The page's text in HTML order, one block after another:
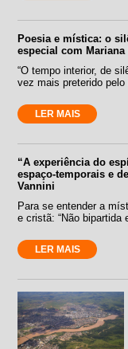
Poesia e mística: o
especial com Mariana
“O tempo interior, de
vez mais preterido
LER MAIS
“A experiência do
espaço-temporais e
Vannini
Para se entender a
e cristã: “Não bipartida
LER MAIS